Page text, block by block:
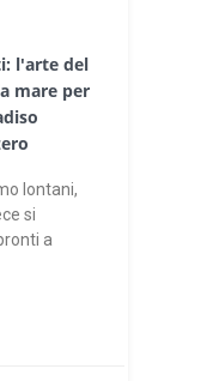
l'arte del
mare per
lontani,
si
a